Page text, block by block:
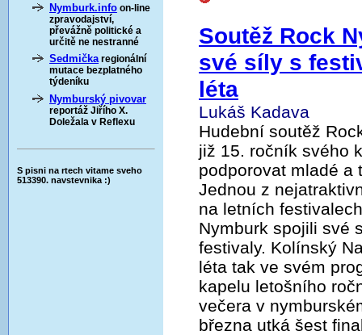
Nymburk.info on-line
zpravodajství,
převážně politické a
určitě ne nestranné
Sedmičkaregionální
mutace bezplatného
týdeníku
Nymburský pivovar
reportáž Jiřího X.
Doležala v Reflexu
S pisni na rtech vitame sveho
513390. navstevnika :)
Soutěž Rock
své síly s
léta
Lukáš Kadava
Hudební soutěž
již 15. ročník svého
podporovat mladé a
Jednou z
na letních
Nymburk spojili své
festivaly. Kolínský
léta tak ve svém
kapelu letošního
večera v
března utká šest